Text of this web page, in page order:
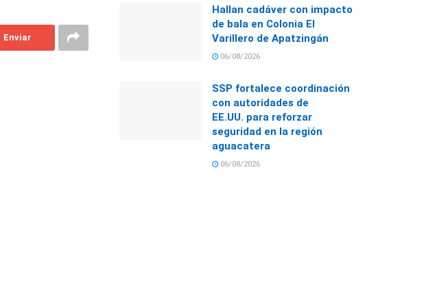
Enviar
Hallan cadáver con impacto
de bala en Colonia El
Varillero de Apatzingán
06/08/2026
SSP fortalece coordinación
con autoridades de
EE.UU. para reforzar
seguridad en la región
aguacatera
06/08/2026